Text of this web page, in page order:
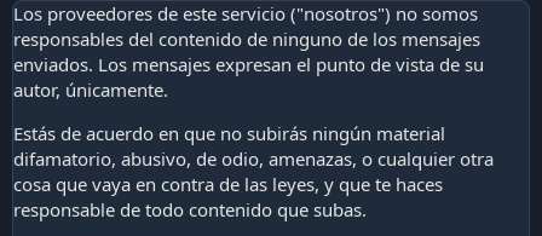
Los proveedores de este servicio ("nosotros") no somos
responsables del contenido de ninguno de los mensajes
enviados. Los mensajes expresan el punto de vista de su
autor, únicamente.
Estás de acuerdo en que no subirás ningún material
difamatorio, abusivo, de odio, amenazas, o cualquier otra
cosa que vaya en contra de las leyes, y que te haces
responsable de todo contenido que subas.